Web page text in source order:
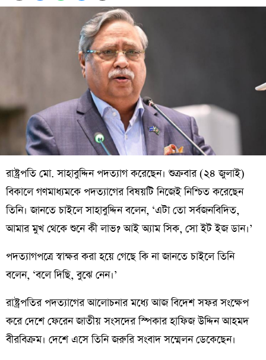
রাষ্ট্রপতি মো. সাহাবুদ্দিন পদত্যাগ করেছেন। শুক্রবার (২৪ জুলাই)
বিকালে গণমাধ্যমকে পদত্যাগের বিষয়টি নিজেই নিশ্চিত করেছেন
তিনি। জানতে চাইলে সাহাবুদ্দিন বলেন, ‘এটা তো সর্বজনবিদিত,
আমার মুখ থেকে শুনে কী লাভ? আই অ্যাম সিক, সো ইট ইজ ডান।’
পদত্যাগপত্রে স্বাক্ষর করা হয়ে গেছে কি না জানতে চাইলে তিনি
বলেন, ‘বলে দিছি, বুঝে নেন।’
রাষ্ট্রপতির পদত্যাগের আলোচনার মধ্যে আজ বিদেশ সফর সংক্ষেপ
করে দেশে ফেরেন জাতীয় সংসদের স্পিকার হাফিজ উদ্দিন আহমদ
বীরবিক্রম। দেশে এসে তিনি জরুরি সংবাদ সম্মেলন ডেকেছেন।